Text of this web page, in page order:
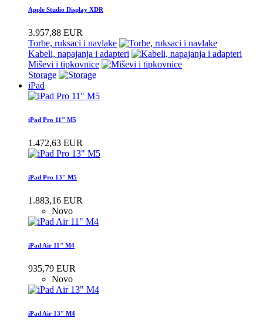
Apple Studio Display XDR
3.957,88 EUR
Torbe, ruksaci i navlake
Kabeli, napajanja i adapteri
Miševi i tipkovnice
Storage
iPad
iPad Pro 11" M5
1.472,63 EUR
iPad Pro 13" M5
1.883,16 EUR
Novo
iPad Air 11" M4
935,79 EUR
Novo
iPad Air 13" M4